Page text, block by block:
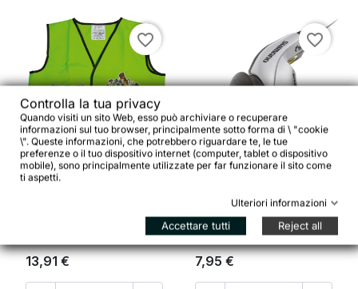

favorite_border
Crazy Stuff Gilet
13,91 €
favorite_border
SL-RS 47
7,95 €
Controlla la tua privacy
Quando visiti un sito Web, esso può archiviare o recuperare
informazioni sul tuo browser, principalmente sotto forma di \ "cookie
\". Queste informazioni, che potrebbero riguardare te, le tue
preferenze o il tuo dispositivo internet (computer, tablet o dispositivo
mobile), sono principalmente utilizzate per far funzionare il sito come
ti aspetti.
Ulteriori informazioni
Accettare tutti Reject all